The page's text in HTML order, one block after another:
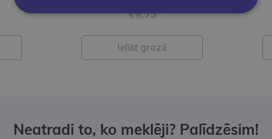
€9.75
Ielikt grozā
Neatradi to, ko meklēji? Palīdzēsim!